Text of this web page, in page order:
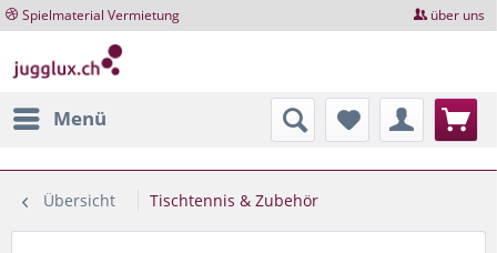
Spielmaterial Vermietung über uns
Menü
Übersicht Tischtennis & Zubehör